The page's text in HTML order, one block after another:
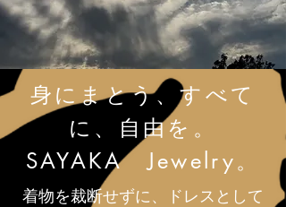
身にまとう、すべて
に、自由を。
SAYAKA Jewelry。
着物を裁断せずに、ドレスとして